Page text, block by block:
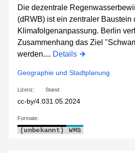
Die dezentrale
(dRWB) ist ein zentraler Baustein
Klimafolgenanpassung. Berlin
Zusammenhang das Ziel
werden.... Details
Geographie und Stadtplanung
Lizenz:
cc-by/4.0
Stand:
31.05.2024
Formate:
(unbekannt) WMS